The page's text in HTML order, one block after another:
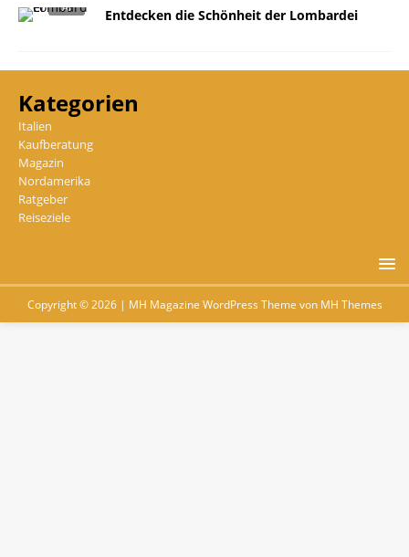
Entdecken die Schönheit der Lombardei
Kategorien
Italien
Kaufberatung
Magazin
Nordamerika
Ratgeber
Reiseziele
Copyright © 2026 | MH Magazine WordPress Theme von MH Themes